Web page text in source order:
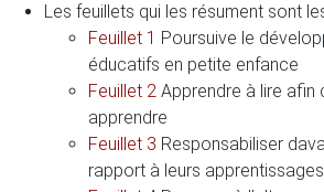
Les feuillets qui les résument sont
Feuillet 1 Poursuive le
éducatifs en petite enfance
Feuillet 2 Apprendre à lire afin
apprendre
Feuillet 3 Responsabiliser
rapport à leurs apprentissages